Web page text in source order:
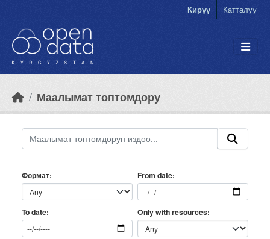
Кирүү Катталуу
Маалымат топтомдору
Формат From date
To date Only with resources